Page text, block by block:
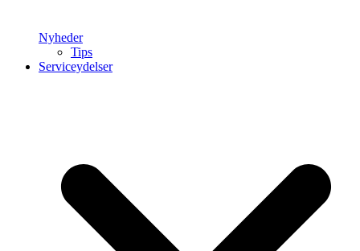
Nyheder
Tips
Serviceydelser